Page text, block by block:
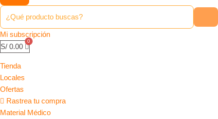
Mi subscripción
S/ 0.00
Tienda
Locales
Ofertas
Rastrea tu compra
Material Médico